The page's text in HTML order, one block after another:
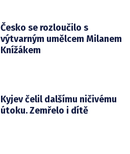
Česko se rozloučilo s
výtvarným umělcem Milanem
Knížákem
Kyjev čelil dalšímu ničivému
útoku. Zemřelo i dítě